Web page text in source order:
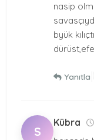
nasip
byük
Yanıtla
S
Kübra